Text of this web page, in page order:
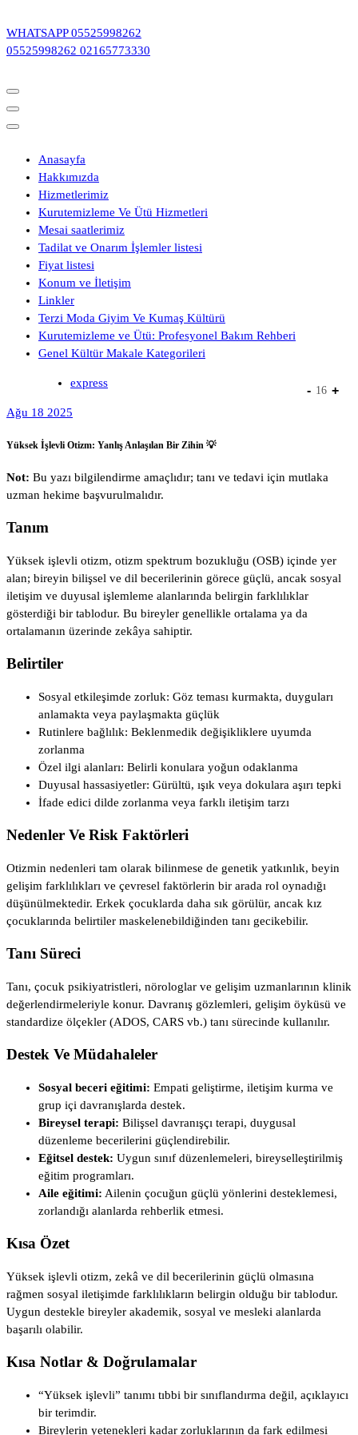
geç
WHATSAPP 05525998262
05525998262 02165773330
Anasayfa
Hakkımızda
Hizmetlerimiz
Kurutemizleme Ve Ütü Hizmetleri
Mesai saatlerimiz
Tadilat ve Onarım İşlemler listesi
Fiyat listesi
Konum ve İletişim
Linkler
Terzi Moda Giyim Ve Kumaş Kültürü
Kurutemizleme ve Ütü: Profesyonel Bakım Rehberi
Genel Kültür Makale Kategorileri
express
Ağu 18 2025
Yüksek İşlevli Otizm: Yanlış Anlaşılan Bir Zihin 💡
Not: Bu yazı bilgilendirme amaçlıdır; tanı ve tedavi için mutlaka
uzman hekime başvurulmalıdır.
Tanım
Yüksek işlevli otizm, otizm spektrum bozukluğu (OSB) içinde yer
alan; bireyin bilişsel ve dil becerilerinin görece güçlü, ancak sosyal
iletişim ve duyusal işlemleme alanlarında belirgin farklılıklar
gösterdiği bir tablodur. Bu bireyler genellikle ortalama ya da
ortalamanın üzerinde zekâya sahiptir.
Belirtiler
Sosyal etkileşimde zorluk: Göz teması kurmakta, duyguları
anlamakta veya paylaşmakta güçlük
Rutinlere bağlılık: Beklenmedik değişikliklere uyumda
zorlanma
Özel ilgi alanları: Belirli konulara yoğun odaklanma
Duyusal hassasiyetler: Gürültü, ışık veya dokulara aşırı tepki
İfade edici dilde zorlanma veya farklı iletişim tarzı
Nedenler Ve Risk Faktörleri
Otizmin nedenleri tam olarak bilinmese de genetik yatkınlık, beyin
gelişim farklılıkları ve çevresel faktörlerin bir arada rol oynadığı
düşünülmektedir. Erkek çocuklarda daha sık görülür, ancak kız
çocuklarında belirtiler maskelenebildiğinden tanı gecikebilir.
Tanı Süreci
Tanı, çocuk psikiyatristleri, nörologlar ve gelişim uzmanlarının klinik
değerlendirmeleriyle konur. Davranış gözlemleri, gelişim öyküsü ve
standardize ölçekler (ADOS, CARS vb.) tanı sürecinde kullanılır.
Destek Ve Müdahaleler
Sosyal beceri eğitimi: Empati geliştirme, iletişim kurma ve
grup içi davranışlarda destek.
Bireysel terapi: Bilişsel davranışçı terapi, duygusal
düzenleme becerilerini güçlendirebilir.
Eğitsel destek: Uygun sınıf düzenlemeleri, bireyselleştirilmiş
eğitim programları.
Aile eğitimi: Ailenin çocuğun güçlü yönlerini desteklemesi,
zorlandığı alanlarda rehberlik etmesi.
Kısa Özet
Yüksek işlevli otizm, zekâ ve dil becerilerinin güçlü olmasına
rağmen sosyal iletişimde farklılıkların belirgin olduğu bir tablodur.
Uygun destekle bireyler akademik, sosyal ve mesleki alanlarda
başarılı olabilir.
Kısa Notlar & Doğrulamalar
“Yüksek işlevli” tanımı tıbbi bir sınıflandırma değil, açıklayıcı
bir terimdir.
Bireylerin yetenekleri kadar zorluklarının da fark edilmesi
- 16 +